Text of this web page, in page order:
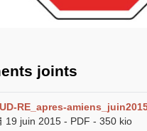
ATOUT
2030
HCERES
joints
-RE_apres-
19 juin 2015 - PDF - 350 kio